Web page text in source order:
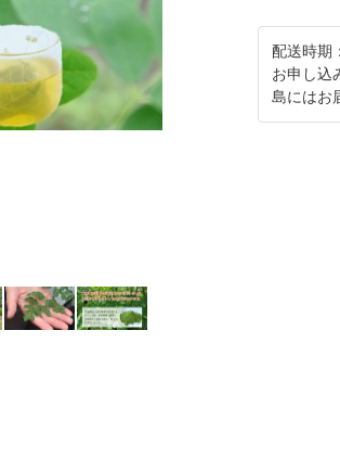
配送時期：
お申し込
島にはお